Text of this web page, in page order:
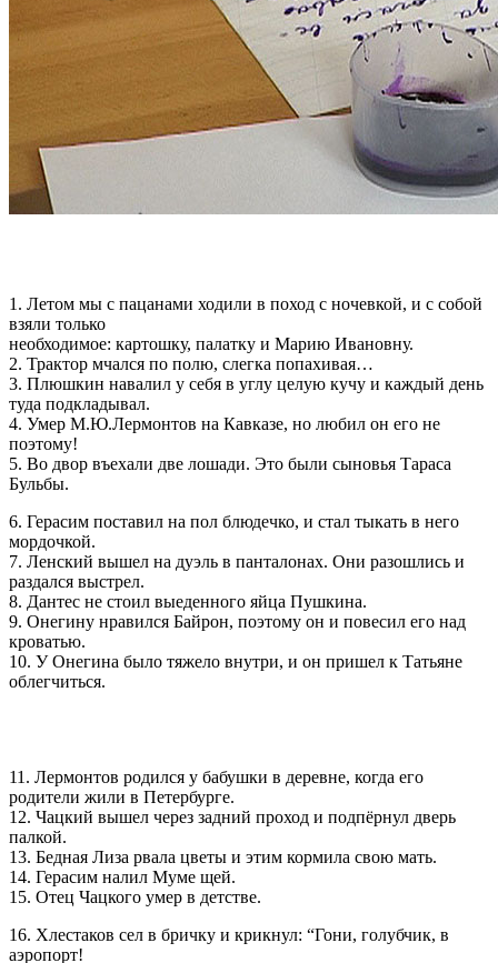
1. Летом мы с пацанами ходили в поход с ночевкой, и с собой
взяли только
необходимое: картошку, палатку и Марию Ивановну.
2. Трактор мчался по полю, слегка попахивая…
3. Плюшкин навалил у себя в углу целую кучу и каждый день
туда подкладывал.
4. Умер М.Ю.Лермонтов на Кавказе, но любил он его не
поэтому!
5. Во двор въехали две лошади. Это были сыновья Тараса
Бульбы.
6. Герасим поставил на пол блюдечко, и стал тыкать в него
мордочкой.
7. Ленский вышел на дуэль в панталонах. Они разошлись и
раздался выстрел.
8. Дантес не стоил выеденного яйца Пушкина.
9. Онегину нравился Байрон, поэтому он и повесил его над
кроватью.
10. У Онегина было тяжело внутри, и он пришел к Татьяне
облегчиться.
11. Лермонтов родился у бабушки в деревне, когда его
родители жили в Петербурге.
12. Чацкий вышел через задний проход и подпёрнул дверь
палкой.
13. Бедная Лиза рвала цветы и этим кормила свою мать.
14. Герасим налил Муме щей.
15. Отец Чацкого умер в детстве.
16. Хлестаков сел в бричку и крикнул: “Гони, голубчик, в
аэропорт!